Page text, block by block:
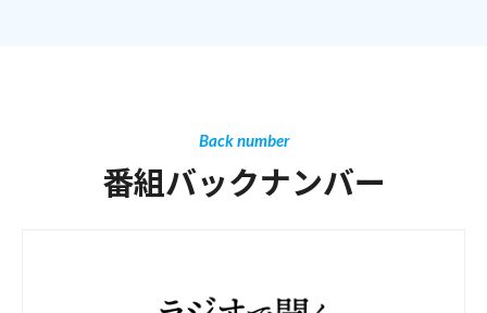
Back number
番組バックナンバー